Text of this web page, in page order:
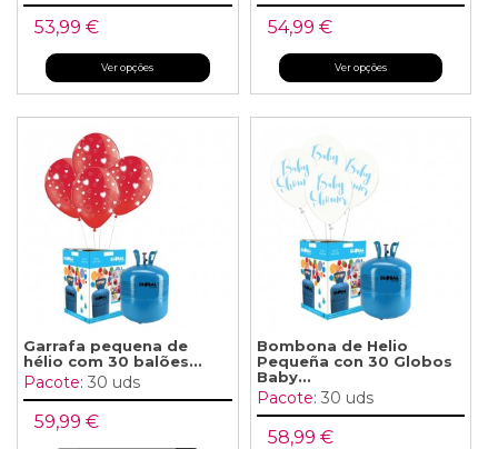
53,99 €
Ver opções
54,99 €
Ver opções
Garrafa pequena de
hélio com 30 balões...
Pacote: 30 uds
59,99 €
Bombona de Helio
Pequeña con 30 Globos
Baby...
Pacote: 30 uds
58,99 €